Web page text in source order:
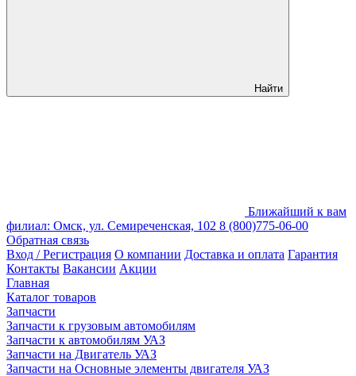
Найти
Ближайший к вам
филиал: Омск, ул. Семиреченская, 102 8 (800)775-06-00
Обратная связь
Вход / Регистрация О компании Доставка и оплата Гарантия
Контакты Вакансии Акции
Главная
Каталог товаров
Запчасти
Запчасти к грузовым автомобилям
Запчасти к автомобилям УАЗ
Запчасти на Двигатель УАЗ
Запчасти на Основные элементы двигателя УАЗ